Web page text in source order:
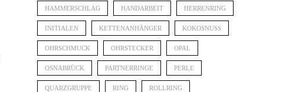
HAMMERSCHLAG HANDARBEIT HERRENRING
INITIALEN KETTENANHÄNGER KOKOSNUSS
OHRSCHMUCK OHRSTECKER OPAL
OSNABRÜCK PARTNERRINGE PERLE
QUARZGRUPPE RING ROLLRING